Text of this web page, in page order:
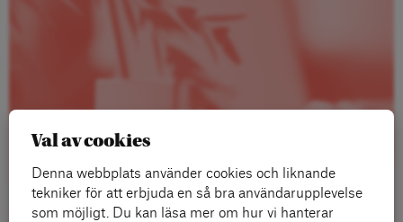
Läs mer
Val av cookies
Denna webbplats använder cookies och liknande
tekniker för att erbjuda en så bra användarupplevelse
som möjligt. Du kan läsa mer om hur vi hanterar